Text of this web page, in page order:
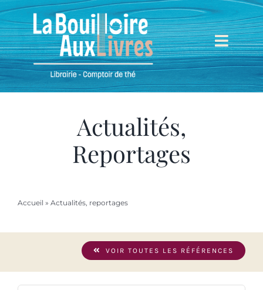
Passer
au
contenu
Accueil
Actualités,
Reportages
Accueil » Actualités, reportages
VOIR TOUTES LES RÉFÉRENCES